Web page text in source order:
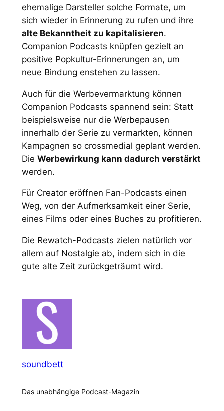
ehemalige Darsteller solche Formate, um
sich wieder in Erinnerung zu rufen und ihre
alte Bekanntheit zu kapitalisieren.
Companion Podcasts knüpfen gezielt an
positive Popkultur-Erinnerungen an, um
neue Bindung enstehen zu lassen.
Auch für die Werbevermarktung können
Companion Podcasts spannend sein: Statt
beispielsweise nur die Werbepausen
innerhalb der Serie zu vermarkten, können
Kampagnen so crossmedial geplant werden.
Die Werbewirkung kann dadurch verstärkt
werden.
Für Creator eröffnen Fan-Podcasts einen
Weg, von der Aufmerksamkeit einer Serie,
eines Films oder eines Buches zu profitieren.
Die Rewatch-Podcasts zielen natürlich vor
allem auf Nostalgie ab, indem sich in die
gute alte Zeitzurückgeträumt wird.
soundbett
Das unabhängige Podcast-Magazin